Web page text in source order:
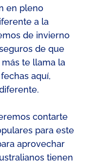
en pleno
a la
de invierno
de que
te llama la
aquí,
contarte
para este
aprovechar
tienen